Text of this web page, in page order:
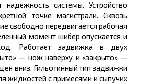
надежность системы. Устройство
точке магистрали. Сквозь
свободно передвигается рабочая
момент шибер опускается и
Работает задвижка в двух
— нож наверху и «закрыто» —
вниз. Гильотинный тип задвижки
жидкостей с примесями и сыпучих